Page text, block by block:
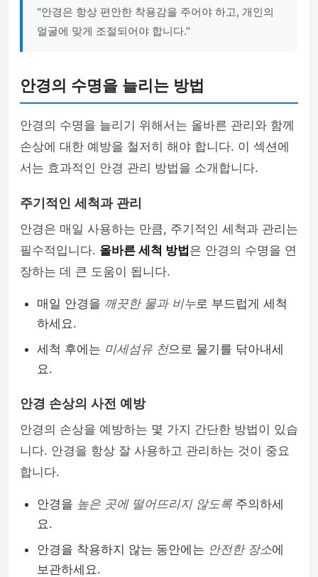
"안경은 항상 편안한 착용감을 주어야 하고, 개인의
얼굴에 맞게 조절되어야 합니다."
안경의 수명을 늘리는 방법
안경의 수명을 늘리기 위해서는 올바른 관리와 함께
손상에 대한 예방을 철저히 해야 합니다. 이 섹션에
서는 효과적인 안경 관리 방법을 소개합니다.
주기적인 세척과 관리
안경은 매일 사용하는 만큼, 주기적인 세척과 관리는
필수적입니다. 올바른 세척 방법 은 안경의 수명을 연
장하는 데 큰 도움이 됩니다.
매일 안경을 깨끗한 물과 비누로 부드럽게 세척
하세요.
세척 후에는 미세섬유 천으로 물기를 닦아내세
요.
안경 손상의 사전 예방
안경의 손상을 예방하는 몇 가지 간단한 방법이 있습
니다. 안경을 항상 잘 사용하고 관리하는 것이 중요
합니다.
안경을 높은 곳에 떨어뜨리지 않도록 주의하세
요.
안경을 착용하지 않는 동안에는 안전한 장소에
보관하세요.